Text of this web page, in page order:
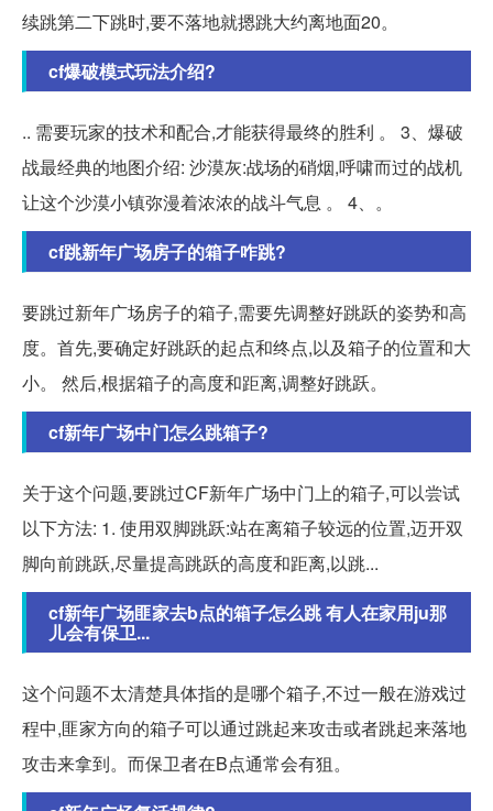
续跳第二下跳时,要不落地就摁跳大约离地面20。
cf爆破模式玩法介绍?
.. 需要玩家的技术和配合,才能获得最终的胜利 。 3、爆破
战最经典的地图介绍: 沙漠灰:战场的硝烟,呼啸而过的战机
让这个沙漠小镇弥漫着浓浓的战斗气息 。 4、。
cf跳新年广场房子的箱子咋跳?
要跳过新年广场房子的箱子,需要先调整好跳跃的姿势和高
度。首先,要确定好跳跃的起点和终点,以及箱子的位置和大
小。 然后,根据箱子的高度和距离,调整好跳跃。
cf新年广场中门怎么跳箱子?
关于这个问题,要跳过CF新年广场中门上的箱子,可以尝试
以下方法: 1. 使用双脚跳跃:站在离箱子较远的位置,迈开双
脚向前跳跃,尽量提高跳跃的高度和距离,以跳...
cf新年广场匪家去b点的箱子怎么跳 有人在家用ju那
儿会有保卫...
这个问题不太清楚具体指的是哪个箱子,不过一般在游戏过
程中,匪家方向的箱子可以通过跳起来攻击或者跳起来落地
攻击来拿到。而保卫者在B点通常会有狙。